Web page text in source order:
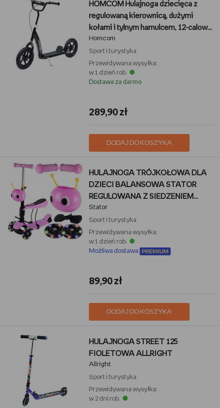
HOMCOM Hulajnoga dziecięca z
regulowaną kierownicą, dużymi
kołami i tylnym hamulcem, 12-calowa
hulajnoga miejska dla chłopców i
dziewcząt w wieku 5-12 lat, stalowo-
czarna
Homcom
Sport i turystyka
Przewidywana wysyłka:
w 1 dzień rob.
Dostawa za darmo
289,90 zł
DODAJ DO KOSZYKA
HULAJNOGA TRÓJKOŁOWA DLA
DZIECI BALANSOWA STATOR
REGULOWANA Z SIEDZENIEM
KOŁA LED
Stator
Sport i turystyka
Przewidywana wysyłka:
w 1 dzień rob.
Możliwa dostawa
89,90 zł
DODAJ DO KOSZYKA
HULAJNOGA STREET 125
FIOLETOWA ALLRIGHT
Allright
Sport i turystyka
Przewidywana wysyłka:
w 2 dni rob.